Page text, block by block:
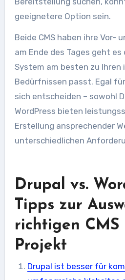
geeignetere Option sein.
Beide CMS haben ihre Vor-
am Ende des Tages geht es
System am besten zu Ihren
Bedürfnissen passt. Egal
sich entscheiden – sowohl
WordPress bieten
Erstellung ansprechender
unterschiedlichen
Drupal vs.
Tipps zur
richtigen
Projekt
Drupal ist besser für